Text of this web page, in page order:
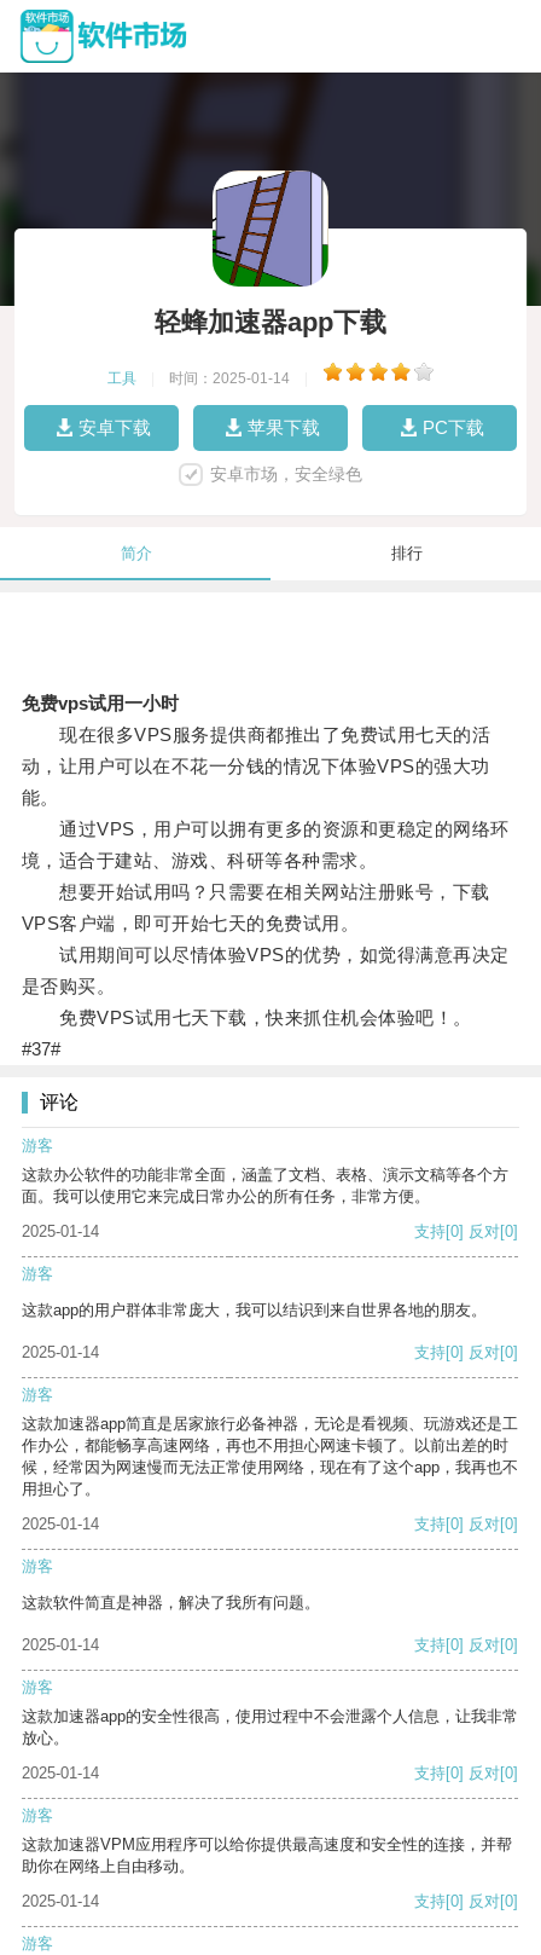
轻蜂加速器app下载
工具 时间：2025-01-14
安卓下载 苹果下载 PC下载
安卓市场，安全绿色
简介 排行
免费vps试用一小时
现在很多VPS服务提供商都推出了免费试用七天的活
动，让用户可以在不花一分钱的情况下体验VPS的强大功
能。
通过VPS，用户可以拥有更多的资源和更稳定的网络环
境，适合于建站、游戏、科研等各种需求。
想要开始试用吗？只需要在相关网站注册账号，下载
VPS客户端，即可开始七天的免费试用。
试用期间可以尽情体验VPS的优势，如觉得满意再决定
是否购买。
免费VPS试用七天下载，快来抓住机会体验吧！。
#37#
评论
游客
这款办公软件的功能非常全面，涵盖了文档、表格、演示文稿等各个方
面。我可以使用它来完成日常办公的所有任务，非常方便。
2025-01-14
支持[0] 反对[0]
游客
这款app的用户群体非常庞大，我可以结识到来自世界各地的朋友。
2025-01-14 支持[0] 反对[0]
游客
这款加速器app简直是居家旅行必备神器，无论是看视频、玩游戏还是工
作办公，都能畅享高速网络，再也不用担心网速卡顿了。以前出差的时
候，经常因为网速慢而无法正常使用网络，现在有了这个app，我再也不
用担心了。
2025-01-14
支持[0] 反对[0]
游客
这款软件简直是神器，解决了我所有问题。
2025-01-14 支持[0] 反对[0]
游客
这款加速器app的安全性很高，使用过程中不会泄露个人信息，让我非常
放心。
2025-01-14
支持[0] 反对[0]
游客
这款加速器VPM应用程序可以给你提供最高速度和安全性的连接，并帮
助你在网络上自由移动。
2025-01-14
支持[0] 反对[0]
游客